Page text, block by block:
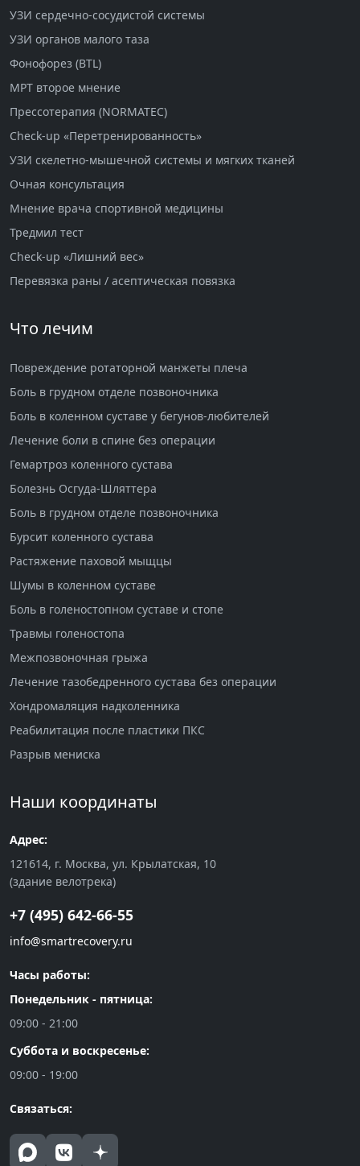
УЗИ сердечно-сосудистой системы
УЗИ органов малого таза
Фонофорез (BTL)
МРТ второе мнение
Прессотерапия (NORMATEC)
Check-up «Перетренированность»
УЗИ скелетно-мышечной системы и мягких тканей
Очная консультация
Мнение врача спортивной медицины
Тредмил тест
Check-up «Лишний вес»
Перевязка раны / асептическая повязка
Что лечим
Повреждение ротаторной манжеты плеча
Боль в грудном отделе позвоночника
Боль в коленном суставе у бегунов-любителей
Лечение боли в спине без операции
Гемартроз коленного сустава
Болезнь Осгуда-Шляттера
Боль в грудном отделе позвоночника
Бурсит коленного сустава
Растяжение паховой мыщцы
Шумы в коленном суставе
Боль в голеностопном суставе и стопе
Травмы голеностопа
Межпозвоночная грыжа
Лечение тазобедренного сустава без операции
Хондромаляция надколенника
Реабилитация после пластики ПКС
Разрыв мениска
Наши координаты
Адрес:
121614, г. Москва, ул. Крылатская, 10
(здание велотрека)
+7 (495) 642-66-55
info@smartrecovery.ru
Часы работы:
Понедельник - пятница:
09:00 - 21:00
Суббота и воскресенье:
09:00 - 19:00
Связаться: